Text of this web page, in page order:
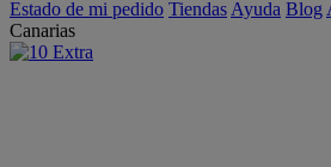
Estado de mi pedido Tiendas Ayuda Blog
Canarias